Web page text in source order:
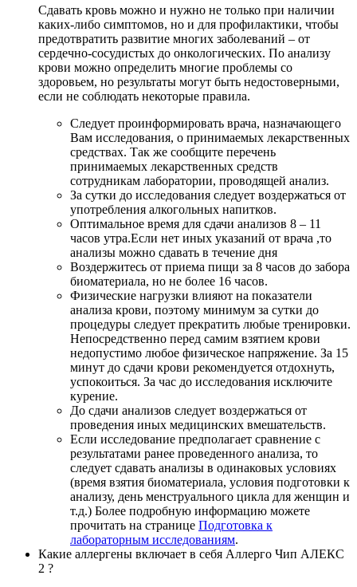
Сдавать кровь можно и нужно не только при наличии
каких-либо симптомов, но и для профилактики, чтобы
предотвратить развитие многих заболеваний – от
сердечно-сосудистых до онкологических. По анализу
крови можно определить многие проблемы со
здоровьем, но результаты могут быть недостоверными,
если не соблюдать некоторые правила.
Следует проинформировать врача, назначающего
Вам исследования, о принимаемых лекарственных
средствах. Так же сообщите перечень
принимаемых лекарственных средств
сотрудникам лаборатории, проводящей анализ.
За сутки до исследования следует воздержаться от
употребления алкогольных напитков.
Оптимальное время для сдачи анализов 8 – 11
часов утра.Если нет иных указаний от врача ,то
анализы можно сдавать в течение дня
Воздержитесь от приема пищи за 8 часов до забора
биоматериала, но не более 16 часов.
Физические нагрузки влияют на показатели
анализа крови, поэтому минимум за сутки до
процедуры следует прекратить любые тренировки.
Непосредственно перед самим взятием крови
недопустимо любое физическое напряжение. За 15
минут до сдачи крови рекомендуется отдохнуть,
успокоиться. За час до исследования исключите
курение.
До сдачи анализов следует воздержаться от
проведения иных медицинских вмешательств.
Если исследование предполагает сравнение с
результатами ранее проведенного анализа, то
следует сдавать анализы в одинаковых условиях
(время взятия биоматериала, условия подготовки к
анализу, день менструального цикла для женщин и
т.д.) Более подробную информацию можете
прочитать на странице Подготовка к
лабораторным исследованиям.
Какие аллергены включает в себя Аллерго Чип АЛЕКС
2 ?